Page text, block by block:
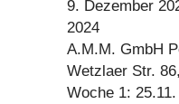
9. Dezember
2024
A.M.M. GmbH
Wetzlaer Str.
Woche 1: